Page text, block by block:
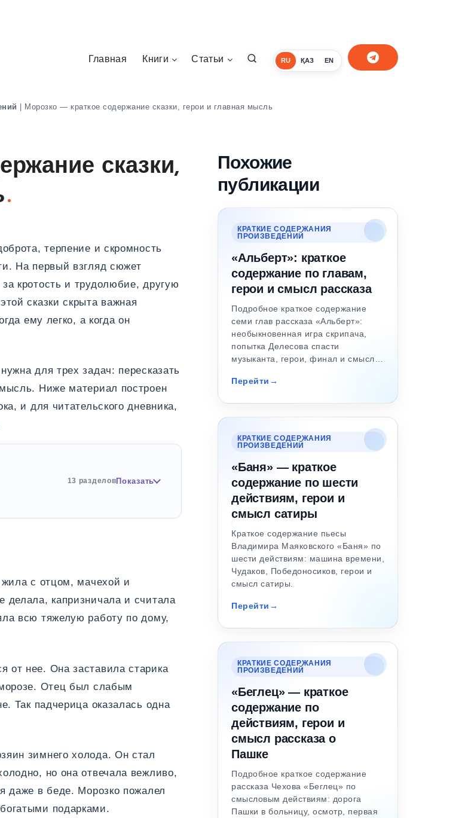
RU ҚАЗ EN
Главная Книги Статьи
| Морозко — краткое содержание сказки, герои и главная мысль
сказки,
терпение и скромность
На первый взгляд сюжет
кротость и трудолюбие, другую
сказки скрыта важная
ему легко, а когда он
для трех задач: пересказать
Ниже материал построен
и для читательского дневника,
13 разделовПоказать
жила с отцом, мачехой и
делала, капризничала и считала
всю тяжелую работу по дому,
от нее. Она заставила старика
Отец был слабым
Так падчерица оказалась одна
зимнего холода. Он стал
но она отвечала вежливо,
даже в беде. Морозко пожалел
подарками.
Похожие
публикации
КРАТКИЕ СОДЕРЖАНИЯ
ПРОИЗВЕДЕНИЙ
«Альберт»: краткое
содержание по главам,
герои и смысл рассказа
Подробное краткое содержание
семи глав рассказа «Альберт»:
необыкновенная игра скрипача,
попытка Делесова спасти
музыканта, герои, финал и смысл…
Перейти
КРАТКИЕ СОДЕРЖАНИЯ
ПРОИЗВЕДЕНИЙ
«Баня» — краткое
содержание по шести
действиям, герои и
смысл сатиры
Краткое содержание пьесы
Владимира Маяковского «Баня» по
шести действиям: машина времени,
Чудаков, Победоносиков, герои и
смысл сатиры.
Перейти
КРАТКИЕ СОДЕРЖАНИЯ
ПРОИЗВЕДЕНИЙ
«Беглец» — краткое
содержание по
действиям, герои и
смысл рассказа о
Пашке
Подробное краткое содержание
рассказа Чехова «Беглец» по
смысловым действиям: дорога
Пашки в больницу, осмотр, первая